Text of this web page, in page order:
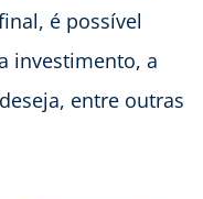
é possível
investimento, a
entre outras